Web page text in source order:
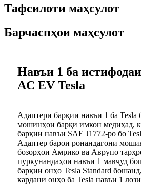
Тафсилоти маҳсулот
Барчаспҳои маҳсулот
Навъи 1 ба
AC EV Tesla
Адаптери барқии навъи 1 ба Tesla
мошинҳои барқӣ имкон медиҳад,
барқии навъи SAE J1772-ро бо
Адаптер барои ронандагони
бозорҳои Амрико ва Аврупо
пуркунандаҳои навъи 1 мавҷуд
барқии онҳо Tesla Standard
кардани онҳо ба Tesla навъи 1